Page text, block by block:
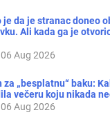
je da je stranac doneo
Ali kada ga je
06 Aug 2026
za „besplatnu“ baku:
večeru koju nikada
06 Aug 2026